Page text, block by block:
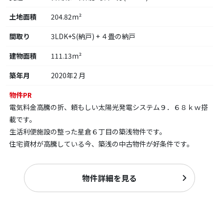
土地面積
204.82m²
間取り
3LDK+S(納戸) + ４畳の納戸
建物面積
111.13m²
築年月
2020年2 月
物件PR
電気料金高騰の折、頼もしい太陽光発電システム９．６８ｋｗ搭
載です。
生活利便施設の整った星倉６丁目の築浅物件です。
住宅資材が高騰している今、築浅の中古物件が好条件です。
物件詳細を見る